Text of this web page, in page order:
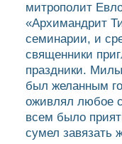
митрополит
«Архимандрит
семинарии, и
священники
праздники.
был желанным
оживлял любое
всем было
сумел завязать